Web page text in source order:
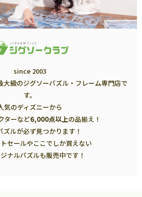
since 2003
大級のジグソーパズル・フレーム専門店で
す。
気のディズニーから
ターなど6,000点以上の品揃え！
ズルが必ず見つかります！
セールやここでしか買えない
ナルパズルも販売中です！